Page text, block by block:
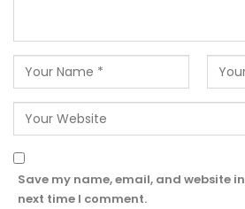
Save my name, email, and website
next time I comment.